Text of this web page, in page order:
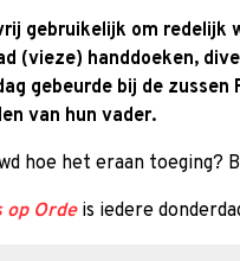
gebruikelijk om redelijk
(vieze) handdoeken,
gebeurde bij de zussen
van hun vader.
hoe het eraan toeging?
op Ordeis iedere